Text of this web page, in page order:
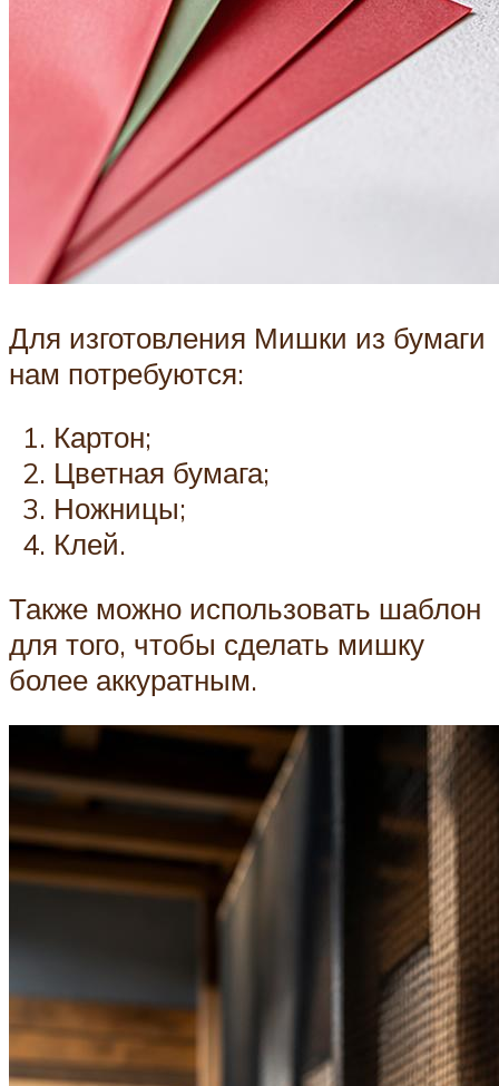
Для изготовления Мишки из бумаги
нам потребуются:
Картон;
Цветная бумага;
Ножницы;
Клей.
Также можно использовать шаблон
для того, чтобы сделать мишку
более аккуратным.